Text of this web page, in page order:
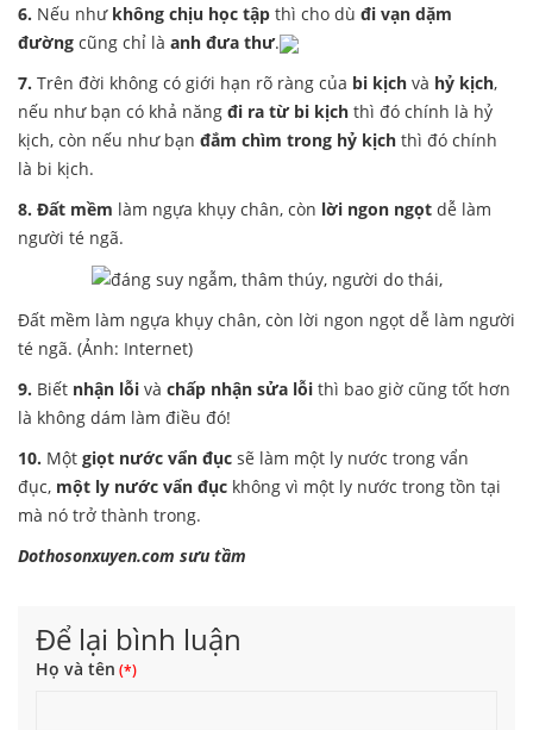
6. Nếu như không chịu học tập thì cho dù đi vạn dặm
đường cũng chỉ là anh đưa thư.
7. Trên đời không có giới hạn rõ ràng của bi kịch và hỷ kịch,
nếu như bạn có khả năng đi ra từ bi kịch thì đó chính là hỷ
kịch, còn nếu như bạn đắm chìm trong hỷ kịch thì đó chính
là bi kịch.
8. Đất mềm làm ngựa khụy chân, còn lời ngon ngọt dễ làm
người té ngã.
Đất mềm làm ngựa khụy chân, còn lời ngon ngọt dễ làm người
té ngã. (Ảnh: Internet)
9. Biết nhận lỗi và chấp nhận sửa lỗi thì bao giờ cũng tốt hơn
là không dám làm điều đó!
10. Một giọt nước vẩn đục sẽ làm một ly nước trong vẩn
đục, một ly nước vẩn đục không vì một ly nước trong tồn tại
mà nó trở thành trong.
Dothosonxuyen.com sưu tầm
Để lại bình luận
Họ và tên